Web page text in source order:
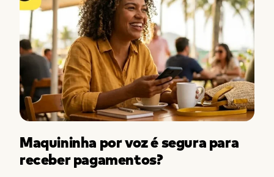
Maquininha por voz é segura para
receber pagamentos?